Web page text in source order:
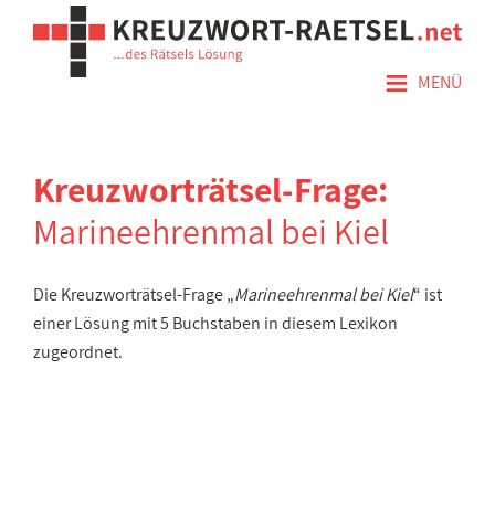
≡ MENÜ
Kreuzworträtsel-Frage:
Marineehrenmal bei Kiel
Die Kreuzworträtsel-Frage „Marineehrenmal bei Kiel“ ist
einer Lösung mit 5 Buchstaben in diesem Lexikon
zugeordnet.